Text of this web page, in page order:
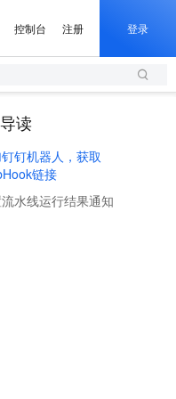
控制台 注册 登录
读
钉机器人，获取
链接
水线运行结果通知
服务（原SSL证书）
，呈现可信的WEB访问
生可编辑精美 PPT 文稿
, 轻松生成专业的 PPT
帕鲁游戏服务器 HOT
机服务器，轻松开启游戏
AI 生产力的边界
OPC 创新助力计划
补贴，五大权
速 OPC 成功
作计划
伙伴赋能合作
作计划